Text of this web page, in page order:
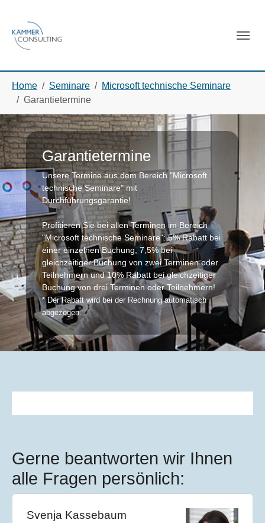
Home Seminare
Microsoft technische Seminare
Garantietermine
Garantietermine
Unsere Termine aus dem Bereich "Microsoft
technische Seminare" mit
Durchführungsgarantie!
Profitieren Sie bei allen Terminen im Bereich
"Microsoft technische Seminare": 5% Rabatt bei
einer einzelnen Buchung, 7,5% bei
gleichzeitiger Buchung von zwei Terminen oder
Teilnehmern und 10% Rabatt bei gleichzeitiger
Buchung von drei Terminen oder Teilnehmern!
* Der Rabatt wird bei der Rechnung automatisch
abgezogen.
Gerne beantworten wir Ihnen
alle Fragen persönlich:
Svenja Kassebaum